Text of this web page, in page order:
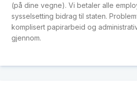
(på dine vegne). Vi betaler alle
sysselsetting bidrag til staten.
komplisert papirarbeid og
gjennom.